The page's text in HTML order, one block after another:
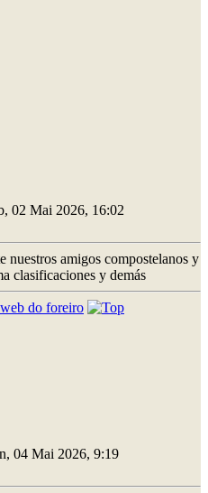
02 Mai 2026, 16:02
nuestros amigos compostelanos y
clasificaciones y demás
04 Mai 2026, 9:19